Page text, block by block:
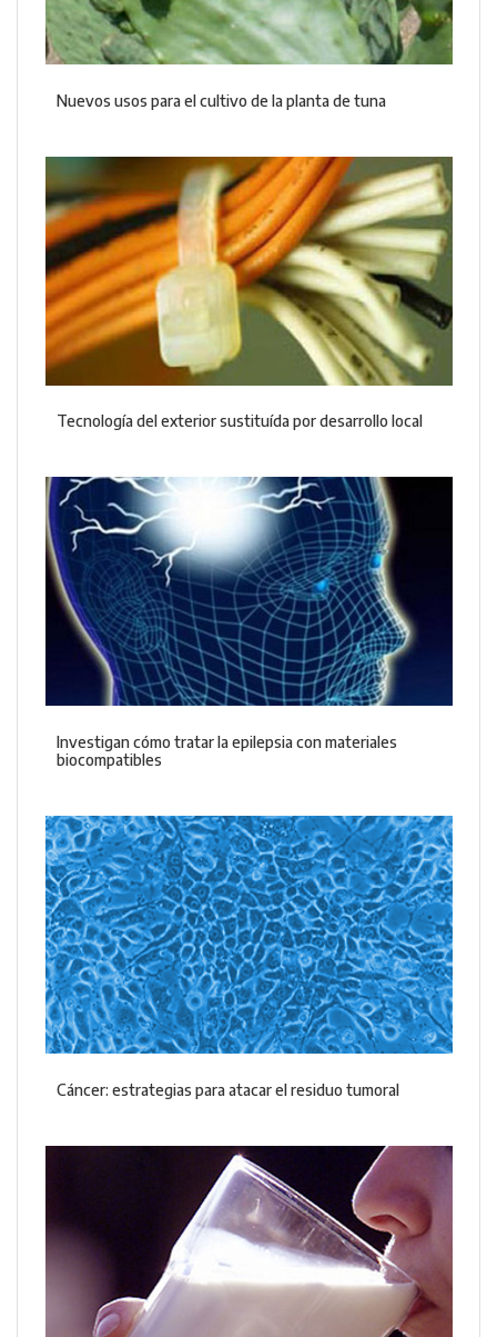
Nuevos usos para el cultivo de la planta de tuna
Tecnología del exterior sustituída por desarrollo local
Investigan cómo tratar la epilepsia con materiales
biocompatibles
Cáncer: estrategias para atacar el residuo tumoral